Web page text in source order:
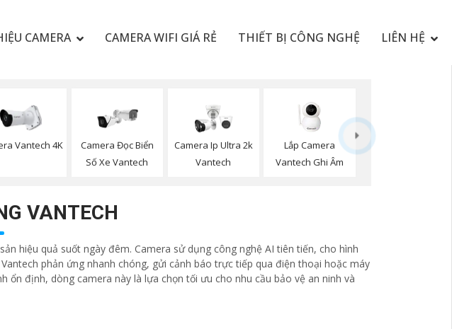
CAMERA CAMERA WIFI GIÁ RẺ THIẾT BỊ CÔNG NGHỆ LIÊN HỆ
Vantech 4K
Camera Đọc Biển
Số Xe Vantech
Camera Ip Ultra 2k
Vantech
Lắp Camera
Vantech Ghi Âm
VANTECH
hiệu quả suốt ngày đêm. Camera sử dụng công nghệ AI tiên tiến, cho hình
phản ứng nhanh chóng, gửi cảnh báo trực tiếp qua điện thoại hoặc máy
định, dòng camera này là lựa chọn tối ưu cho nhu cầu bảo vệ an ninh và